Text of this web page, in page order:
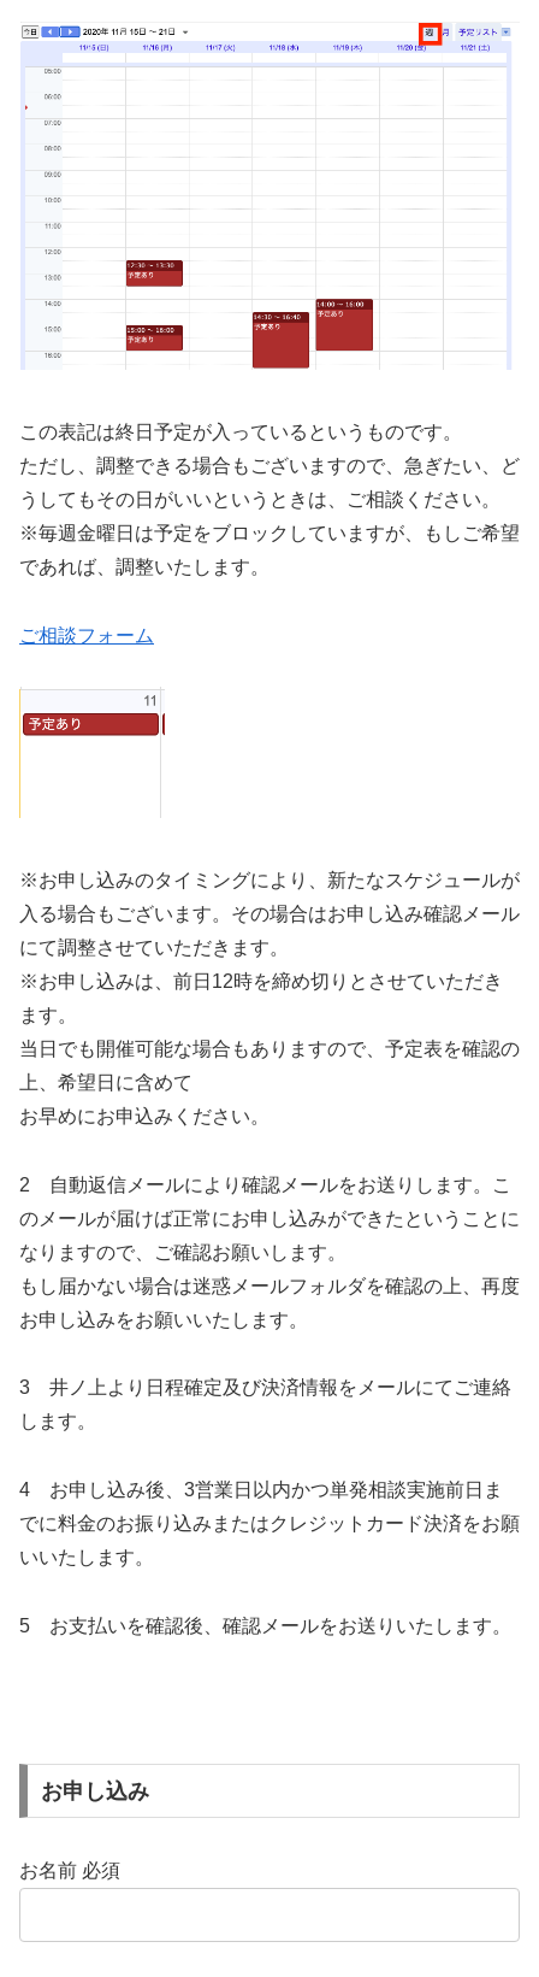
この表記は終日予定が入っているというものです。
ただし、調整できる場合もございますので、急ぎたい、ど
うしてもその日がいいというときは、ご相談ください。
※毎週金曜日は予定をブロックしていますが、もしご希望
であれば、調整いたします。
ご相談フォーム
※お申し込みのタイミングにより、新たなスケジュールが
入る場合もございます。その場合はお申し込み確認メール
にて調整させていただきます。
※お申し込みは、前日12時を締め切りとさせていただき
ます。
当日でも開催可能な場合もありますので、予定表を確認の
上、希望日に含めて
お早めにお申込みください。
2 自動返信メールにより確認メールをお送りします。こ
のメールが届けば正常にお申し込みができたということに
なりますので、ご確認お願いします。
もし届かない場合は迷惑メールフォルダを確認の上、再度
お申し込みをお願いいたします。
3 井ノ上より日程確定及び決済情報をメールにてご連絡
します。
4 お申し込み後、3営業日以内かつ単発相談実施前日ま
でに料金のお振り込みまたはクレジットカード決済をお願
いいたします。
5 お支払いを確認後、確認メールをお送りいたします。
お申し込み
お名前 必須